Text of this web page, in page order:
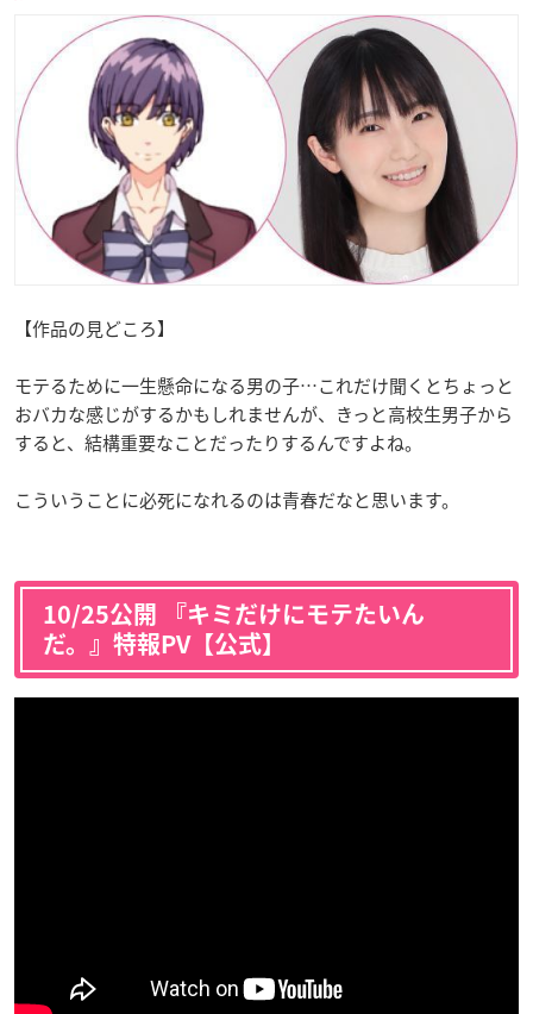
【作品の見どころ】
モテるために一生懸命になる男の子…これだけ聞くとちょっと
おバカな感じがするかもしれませんが、きっと高校生男子から
すると、結構重要なことだったりするんですよね。
こういうことに必死になれるのは青春だなと思います。
10/25公開 『キミだけにモテたいん
だ。』特報PV【公式】